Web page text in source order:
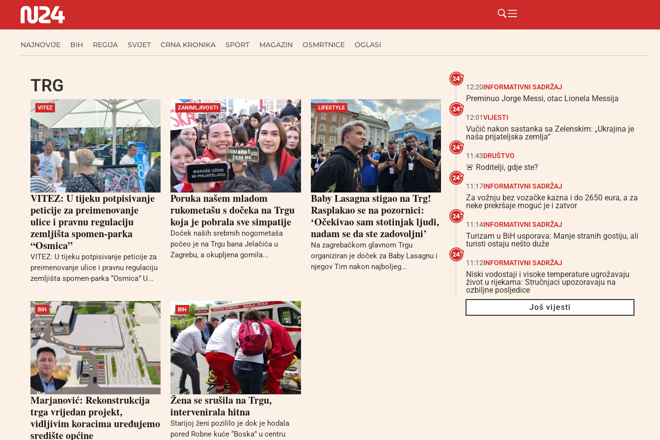
NAJNOVIJE BIH REGIJA SVIJET CRNA KRONIKA SPORT MAGAZIN OSMRTNICE OGLASI
TRG
VITEZ
VITEZ: U tijeku potpisivanje
peticije za preimenovanje
ulice i pravnu regulaciju
zemljišta spomen-parka
“Osmica”
VITEZ: U tijeku potpisivanje peticije za
preimenovanje ulice i pravnu regulaciju
zemljišta spomen-parka “Osmica” U...
ZANIMLJIVOSTI
Poruka našem mladom
rukometašu s dočeka na Trgu
koja je pobrala sve simpatije
Doček naših srebrnih nogometaša
počeo je na Trgu bana Jelačića u
Zagrebu, a okupljena gomila...
LIFESTYLE
Baby Lasagna stigao na Trg!
Rasplakao se na pozornici:
‘Očekivao sam stotinjak ljudi,
nadam se da ste zadovoljni’
Na zagrebačkom glavnom Trgu
organiziran je doček za Baby Lasagnu i
njegov Tim nakon najboljeg...
BIH
Marjanović: Rekonstrukcija
trga vrijedan projekt,
vidljivim koracima uređujemo
središte općine
BIH
Žena se srušila na Trgu,
intervenirala hitna
Starijoj ženi pozililo je dok je hodala
pored Robne kuće “Boska” u centru
12:20INFORMATIVNI SADRŽAJ
Preminuo Jorge Messi, otac Lionela Messija
12:01VIJESTI
Vučić nakon sastanka sa Zelenskim: „Ukrajina je
naša prijateljska zemlja“
11:43DRUŠTVO
🚨 Roditelji, gdje ste?
11:17INFORMATIVNI SADRŽAJ
Za vožnju bez vozačke kazna i do 2650 eura, a za
neke prekršaje moguć je i zatvor
11:14INFORMATIVNI SADRŽAJ
Turizam u BiH usporava: Manje stranih gostiju, ali
turisti ostaju nešto duže
11:12INFORMATIVNI SADRŽAJ
Niski vodostaji i visoke temperature ugrožavaju
život u rijekama: Stručnjaci upozoravaju na
ozbiljne posljedice
Još vijesti